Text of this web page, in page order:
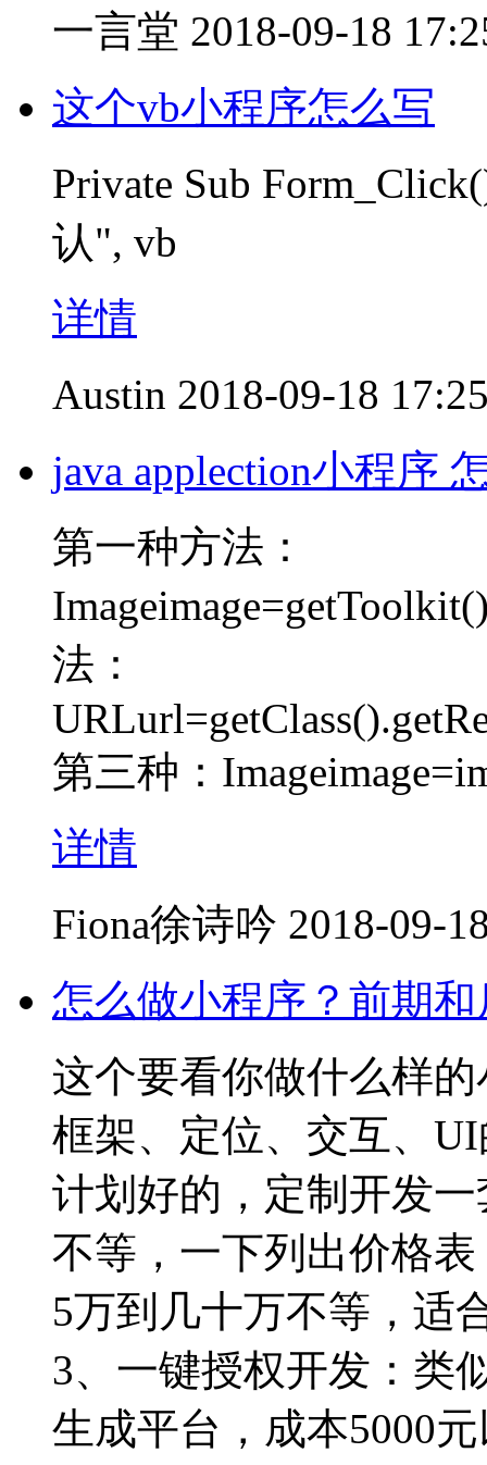
一言堂 2018-09-18
这个vb小程序怎么写
Private Sub
认", vb
详情
Austin 2018-09-18
java applection小程序
第一种方法：
法：
第三种：
详情
Fiona徐诗吟 2018-09-
怎么做小程序？前期
这个要看你做什么样
框架、定位、交互、
计划好的，定制开发
不等，一下列出价格
5万到几十万不等，适
3、一键授权开发：类
生成平台，成本5000